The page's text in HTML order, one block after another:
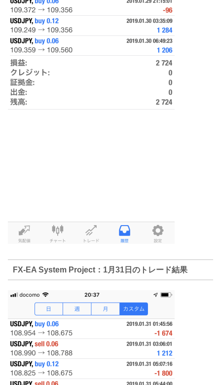
FX-EA System Project：1月31日のトレード結果